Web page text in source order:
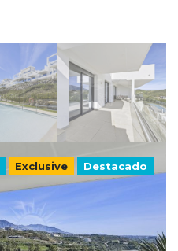
Exclusive Destacado